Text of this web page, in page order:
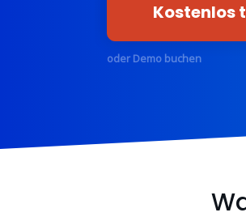
Kostenlos
oder Demo buchen